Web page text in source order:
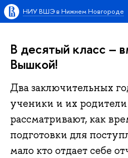
НИУ ВШЭ в Нижнем Новгороде
В десятый класс –
Вышкой!
Два заключительных
ученики и их
рассматривают, как
подготовки для
мало кто отдает себе